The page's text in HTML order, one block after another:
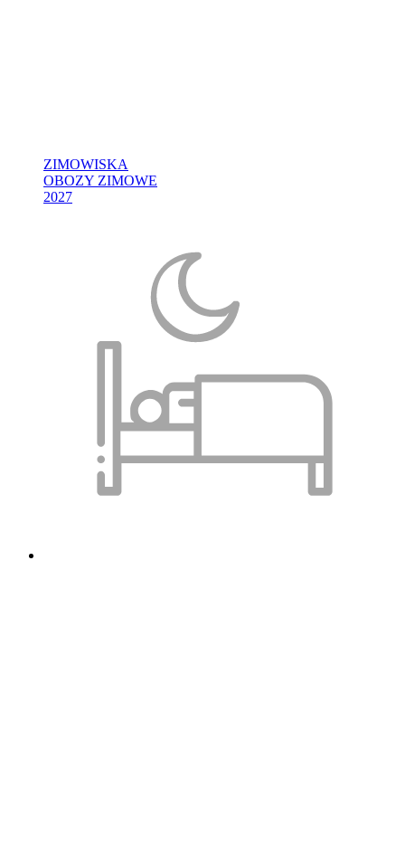
ZIMOWISKA
OBOZY ZIMOWE
2027